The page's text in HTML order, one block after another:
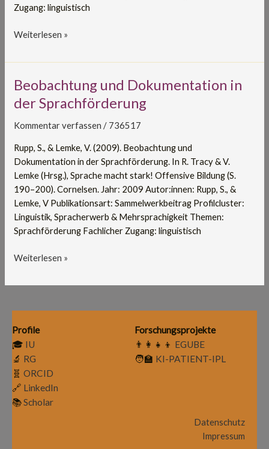
Zugang: linguistisch
Weiterlesen »
Beobachtung und Dokumentation in
der Sprachförderung
Kommentar verfassen / 736517
Rupp, S., & Lemke, V. (2009). Beobachtung und
Dokumentation in der Sprachförderung. In R. Tracy & V.
Lemke (Hrsg.), Sprache macht stark! Offensive Bildung (S.
190–200). Cornelsen. Jahr: 2009 Autor:innen: Rupp, S., &
Lemke, V Publikationsart: Sammelwerkbeitrag Profilcluster:
Linguistik, Spracherwerb & Mehrsprachigkeit Themen:
Sprachförderung Fachlicher Zugang: linguistisch
Beobachtung
und
Dokumentation
in
Sprachförderung
Weiterlesen »
Profile
🎓 IU
🔬 RG
🧬 ORCID
🔗 LinkedIn
📚Scholar
Forschungsprojekte
👨‍👩‍👧‍👦 EGUBE
🧑‍🏫 KI-PATIENT-IPL
Datenschutz
Impressum